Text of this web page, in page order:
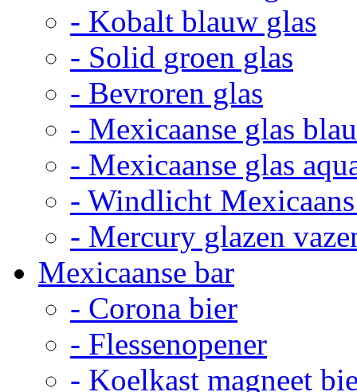
- Kobalt blauw glas
- Solid groen glas
- Bevroren glas
- Mexicaanse glas
- Mexicaanse glas
- Windlicht
- Mercury glazen
Mexicaanse bar
- Corona bier
- Flessenopener
- Koelkast magneet